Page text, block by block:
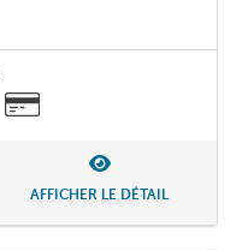
AFFICHER LE DÉTAIL